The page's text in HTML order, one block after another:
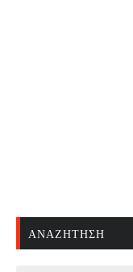
ΑΝΑΖΉΤΗΣΗ